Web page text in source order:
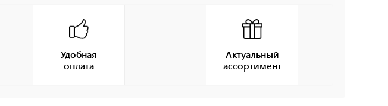
Удобная
оплата
Актуальный
ассортимент